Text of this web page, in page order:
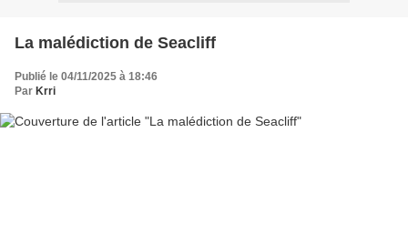
La malédiction de Seacliff
Publié le 04/11/2025 à 18:46
Par Krri